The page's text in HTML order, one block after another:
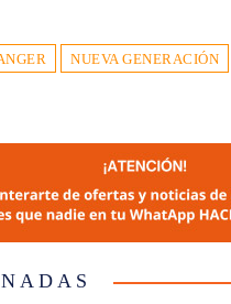
NUEVA GENERACIÓN